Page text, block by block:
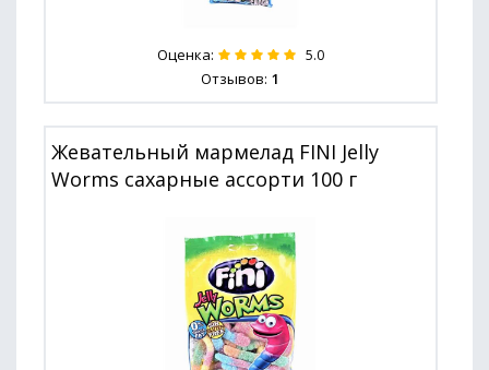
Оценка: 5.0
Отзывов: 1
Жевательный мармелад FINI Jelly
Worms сахарные ассорти 100 г